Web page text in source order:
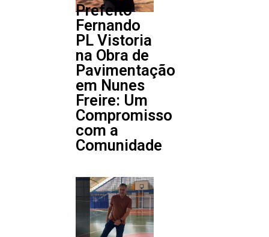
Prefeito
Fernando
PL Vistoria
na Obra de
Pavimentação
em Nunes
Freire: Um
Compromisso
com a
Comunidade